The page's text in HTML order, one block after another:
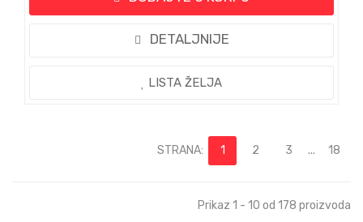
DETALJNIJE
LISTA ŽELJA
STRANA: 1 2 3 ... 18
Prikaz 1 - 10 od 178 proizvoda